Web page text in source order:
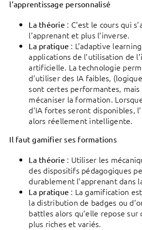
l’apprentissage personnalisé
La théorie : C’est le cours qui
l’apprenant et plus l’inverse.
La pratique : L’adaptive
applications de l’utilisation de
artificielle. La technologie
d’utiliser des IA faibles,
sont certes performantes,
mécaniser la formation.
d’IA fortes seront disponibles,
alors réellement intelligente.
Il faut gamifier ses formations
La théorie : Utiliser les
des dispositifs pédagogiques
durablement l’apprenant dans
La pratique : La gamification
la distribution de badges ou
battles alors qu’elle repose sur
plus riches et variés.